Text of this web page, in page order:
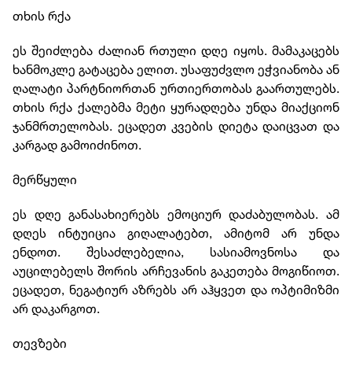
თხის რქა
ეს შეიძლება ძალიან რთული დღე იყოს. მამაკაცებს
ხანმოკლე გატაცება ელით. უსაფუძვლო ეჭვიანობა ან
ღალატი პარტნიორთან ურთიერთობას გაართულებს.
თხის რქა ქალებმა მეტი ყურადღება უნდა მიაქციონ
ჯანმრთელობას. ეცადეთ კვების დიეტა დაიცვათ და
კარგად გამოიძინოთ.
მერწყული
ეს დღე განასახიერებს ემოციურ დაძაბულობას. ამ
დღეს ინტუიცია გიღალატებთ, ამიტომ არ უნდა
ენდოთ. შესაძლებელია, სასიამოვნოსა და
აუცილებელს შორის არჩევანის გაკეთება მოგიწიოთ.
ეცადეთ, ნეგატიურ აზრებს არ აჰყვეთ და ოპტიმიზმი
არ დაკარგოთ.
თევზები